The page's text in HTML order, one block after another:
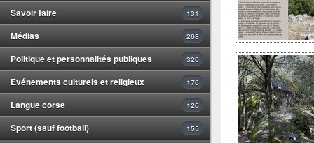
Savoir faire 131
Médias 268
Politique et personnalités publiques 320
Evénements culturels et religieux 176
Langue corse 126
Sport (sauf football) 155